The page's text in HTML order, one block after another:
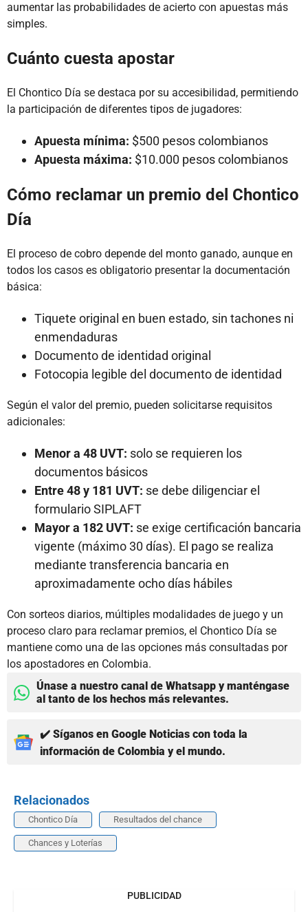
aumentar las probabilidades de acierto con apuestas más
simples.
Cuánto cuesta apostar
El Chontico Día se destaca por su accesibilidad, permitiendo
la participación de diferentes tipos de jugadores:
Apuesta mínima: $500 pesos colombianos
Apuesta máxima: $10.000 pesos colombianos
Cómo reclamar un premio del Chontico
Día
El proceso de cobro depende del monto ganado, aunque en
todos los casos es obligatorio presentar la documentación
básica:
Tiquete original en buen estado, sin tachones ni
enmendaduras
Documento de identidad original
Fotocopia legible del documento de identidad
Según el valor del premio, pueden solicitarse requisitos
adicionales:
Menor a 48 UVT: solo se requieren los
documentos básicos
Entre 48 y 181 UVT: se debe diligenciar el
formulario SIPLAFT
Mayor a 182 UVT: se exige certificación bancaria
vigente (máximo 30 días). El pago se realiza
mediante transferencia bancaria en
aproximadamente ocho días hábiles
Con sorteos diarios, múltiples modalidades de juego y un
proceso claro para reclamar premios, el Chontico Día se
mantiene como una de las opciones más consultadas por
los apostadores en Colombia.
Únase a nuestro canal de Whatsapp y manténgase
al tanto de los hechos más relevantes.
✔️ Síganos en Google Noticias con toda la
información de Colombia y el mundo.
Relacionados
Chontico Día Resultados del chance
Chances y Loterías
PUBLICIDAD